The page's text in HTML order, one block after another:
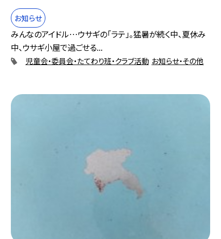
お知らせ
みんなのアイドル…ウサギの「ラテ」。猛暑が続く中、夏休み
中、ウサギ小屋で過ごせる...
児童会・委員会・たてわり班・クラブ活動 お知らせ・その他